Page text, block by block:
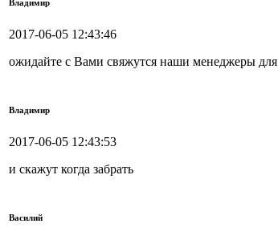
Владимир
2017-06-05 12:43:46
ожидайте с Вами свяжутся наши менеджеры для
Владимир
2017-06-05 12:43:53
и скажут когда забрать
Василий